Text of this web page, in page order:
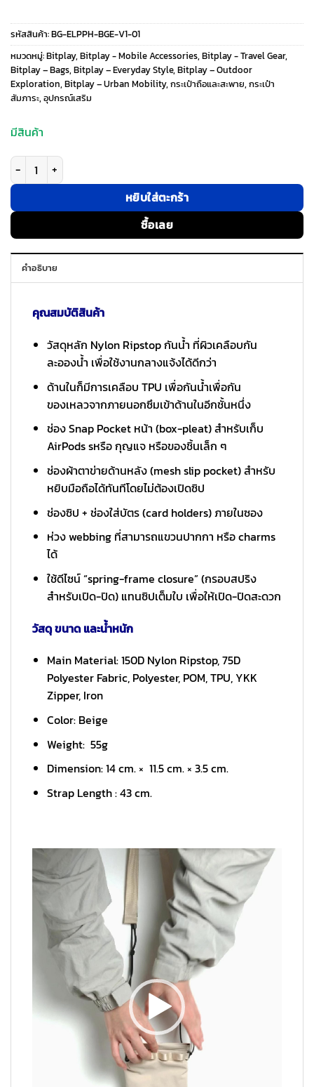
price
was:
1,790 ฿.
price
is:
1,390 ฿.
รหัสสินค้า:BG-ELPPH-BGE-V1-01
หมวดหมู่:Bitplay, Bitplay - Mobile Accessories, Bitplay - Travel Gear,
Bitplay – Bags, Bitplay – Everyday Style, Bitplay – Outdoor
Exploration, Bitplay – Urban Mobility, กระเป๋าถือและสะพาย, กระเป๋า
สัมภาระ, อุปกรณ์เสริม
มีสินค้า
จำนวน Bitplay รุ่น Essential Phone Pouch - กระเป๋าใส่มือถือ - สี Beige ชิ้น
หยิบใส่ตะกร้า
ซื้อเลย
คำอธิบาย
คุณสมบัติสินค้า
วัสดุหลัก Nylon Ripstop กันน้ำ ที่ผิวเคลือบกัน
ละอองน้ำ เพื่อใช้งานกลางแจ้งได้ดีกว่า
ด้านในก็มีการเคลือบ TPU เพื่อกันน้ำเพื่อกัน
ของเหลวจากภายนอกซึมเข้าด้านในอีกชั้นหนึ่ง
ช่อง Snap Pocket หน้า (box-pleat) สำหรับเก็บ
AirPods sหรือ กุญแจ หรือของชิ้นเล็ก ๆ
ช่องผ้าตาข่ายด้านหลัง (mesh slip pocket) สำหรับ
หยิบมือถือได้ทันทีโดยไม่ต้องเปิดซิป
ช่องซิป + ช่องใส่บัตร (card holders) ภายในซอง
ห่วง webbing ที่สามารถแขวนปากกา หรือ charms
ได้
ใช้ดีไซน์ “spring-frame closure” (กรอบสปริง
สำหรับเปิด-ปิด) แทนซิปเต็มใบ เพื่อให้เปิด-ปิดสะดวก
วัสดุ ขนาด และน้ำหนัก
Main Material: 150D Nylon Ripstop, 75D
Polyester Fabric, Polyester, POM, TPU, YKK
Zipper, Iron
Color: Beige
Weight: 55g
Dimension: 14 cm. × 11.5 cm. × 3.5 cm.
Strap Length : 43 cm.
ตัว
เล่น
วิดีโอ